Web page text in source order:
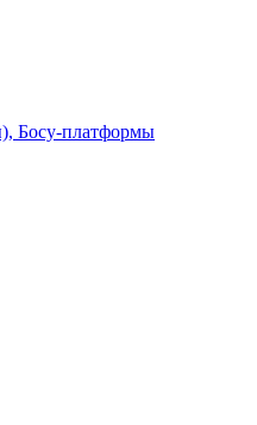
Босу-платформы